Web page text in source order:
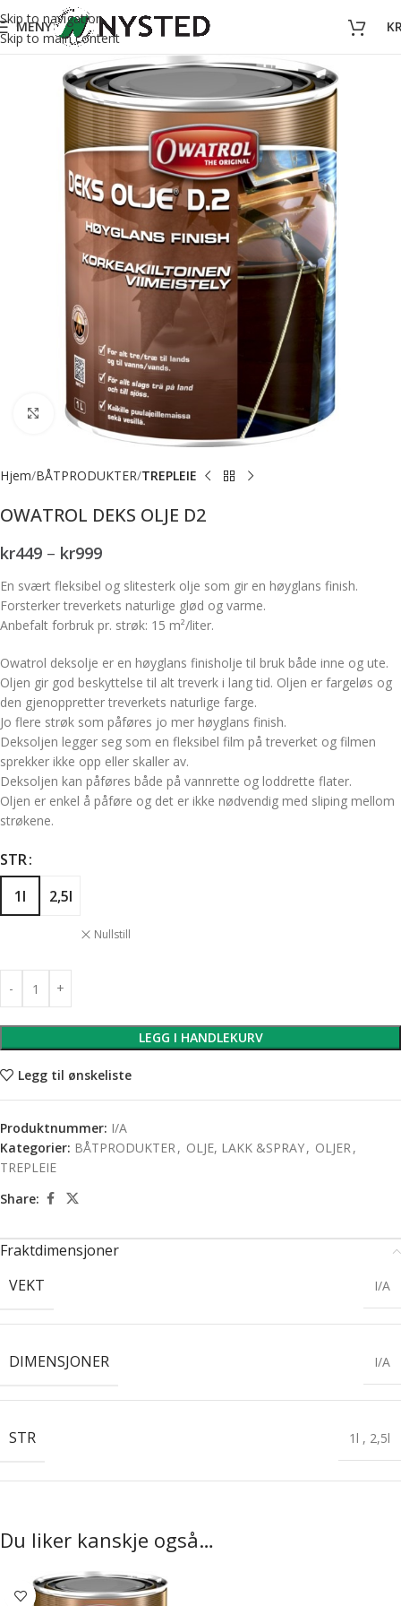
Skip to navigation
Skip to main content
MENY
Forstørr bilde
Hjem BÅTPRODUKTER TREPLEIE
OWATROL DEKS OLJE D2
kr449 – kr999
En svært fleksibel og slitesterk olje som gir en høyglans finish.
Forsterker treverkets naturlige glød og varme.
Anbefalt forbruk pr. strøk: 15 m²/liter.
Owatrol deksolje er en høyglans finisholje til bruk både inne og ute.
Oljen gir god beskyttelse til alt treverk i lang tid. Oljen er fargeløs og
den gjenoppretter treverkets naturlige farge.
Jo flere strøk som påføres jo mer høyglans finish.
Deksoljen legger seg som en fleksibel film på treverket og filmen
sprekker ikke opp eller skaller av.
Deksoljen kan påføres både på vannrette og loddrette flater.
Oljen er enkel å påføre og det er ikke nødvendig med sliping mellom
strøkene.
STR
1l
2,5l
Nullstill
LEGG I HANDLEKURV
Legg til ønskeliste
Produktnummer: I/A
Kategorier: BÅTPRODUKTER, OLJE, LAKK &SPRAY, OLJER,
TREPLEIE
Share:
Fraktdimensjoner
VEKT
I/A
DIMENSJONER I/A
STR 1l , 2,5l
Du liker kanskje også…